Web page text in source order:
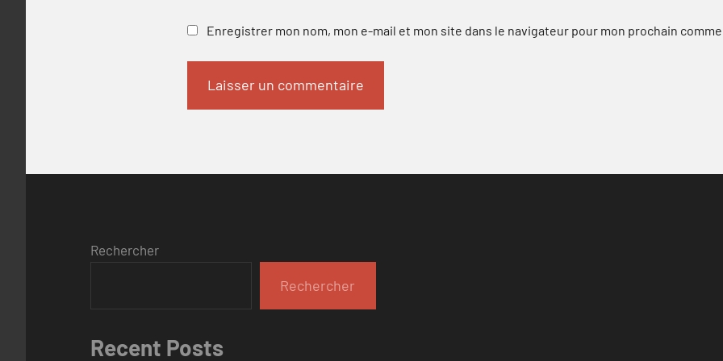
Enregistrer mon nom, mon e-mail et mon site dans le navigateur pour mon prochain
Rechercher
Rechercher
Recent Posts